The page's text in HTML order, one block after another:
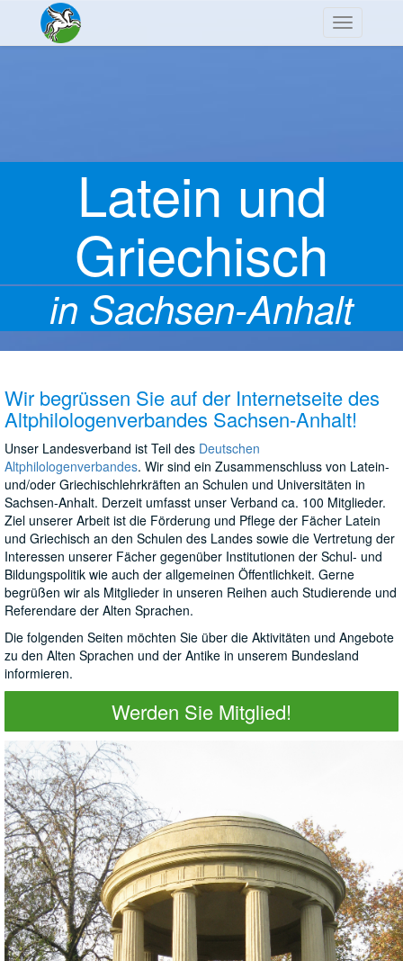
Navigation
Latein und
Griechisch
in Sachsen-Anhalt
Wir begrüssen Sie auf der Internetseite des
Altphilologenverbandes Sachsen-Anhalt!
Unser Landesverband ist Teil des Deutschen
Altphilologenverbandes. Wir sind ein Zusammenschluss von Latein-
und/oder Griechischlehrkräften an Schulen und Universitäten in
Sachsen-Anhalt. Derzeit umfasst unser Verband ca. 100 Mitglieder.
Ziel unserer Arbeit ist die Förderung und Pflege der Fächer Latein
und Griechisch an den Schulen des Landes sowie die Vertretung der
Interessen unserer Fächer gegenüber Institutionen der Schul- und
Bildungspolitik wie auch der allgemeinen Öffentlichkeit. Gerne
begrüßen wir als Mitglieder in unseren Reihen auch Studierende und
Referendare der Alten Sprachen.
Die folgenden Seiten möchten Sie über die Aktivitäten und Angebote
zu den Alten Sprachen und der Antike in unserem Bundesland
informieren.
Werden Sie Mitglied!